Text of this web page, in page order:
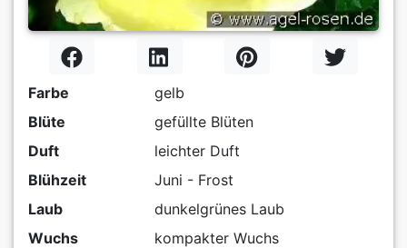
Farbe
gelb
Blüte
gefüllte Blüten
Duft
leichter Duft
Blühzeit
Juni - Frost
Laub
dunkelgrünes Laub
Wuchs
kompakter Wuchs